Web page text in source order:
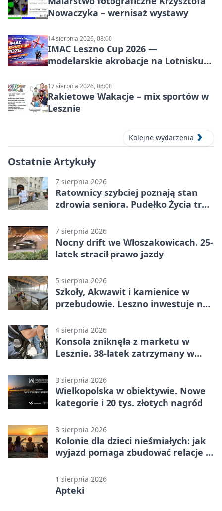
Nowaczyka – wernisaż wystawy
14 sierpnia 2026, 08:00
IMAC Leszno Cup 2026 —
modelarskie akrobacje na Lotnisku
17 sierpnia 2026, 08:00
Rakietowe Wakacje – mix sportów w
Lesznie
Kolejne wydarzenia
Ostatnie Artykuły
7 sierpnia 2026
Ratownicy szybciej poznają stan
zdrowia seniora. Pudełko Życia trafi
7 sierpnia 2026
Nocny drift we Włoszakowicach. 25-
latek stracił prawo jazdy
5 sierpnia 2026
Szkoły, Akwawit i kamienice w
przebudowie. Leszno inwestuje na
4 sierpnia 2026
Konsola zniknęła z marketu w
Lesznie. 38-latek zatrzymany w
3 sierpnia 2026
Wielkopolska w obiektywie. Nowe
kategorie i 20 tys. złotych nagród
3 sierpnia 2026
Kolonie dla dzieci nieśmiałych: jak
wyjazd pomaga zbudować relacje z
1 sierpnia 2026
Apteki